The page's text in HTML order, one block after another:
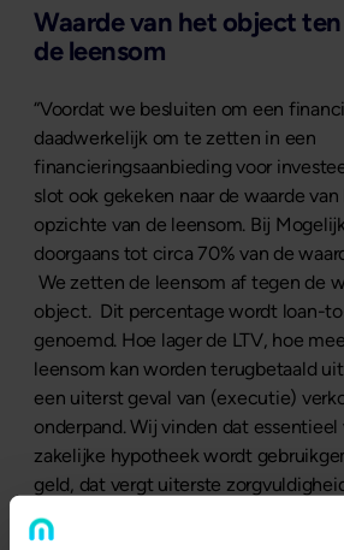
Waarde van het object
de leensom
“Voordat we besluiten om een
daadwerkelijk om te zetten in een
financieringsaanbieding voor
slot ook gekeken naar de waarde
opzichte van de leensom. Bij
doorgaans tot circa 70% van de
We zetten de leensom af tegen de
object. Dit percentage wordt loan-
genoemd. Hoe lager de LTV, hoe
leensom kan worden terugbetaald
een uiterst geval van (executie)
onderpand. Wij vinden dat
zakelijke hypotheek wordt
geld, dat vergt uiterste